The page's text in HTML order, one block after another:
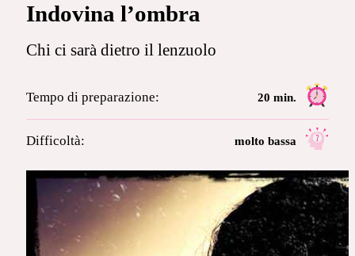
Indovina l’ombra
Chi ci sarà dietro il lenzuolo
Tempo di preparazione: 20 min.
Difficoltà: molto bassa